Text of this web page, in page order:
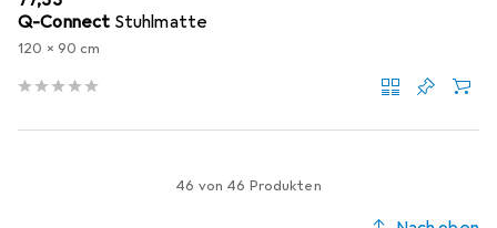
Q-Connect Stuhlmatte
120 x 90 cm
46 von 46 Produkten